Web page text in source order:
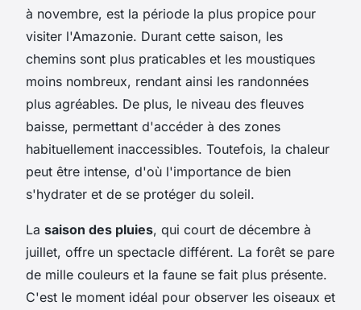
à novembre, est la période la plus propice pour
visiter l'Amazonie. Durant cette saison, les
chemins sont plus praticables et les moustiques
moins nombreux, rendant ainsi les randonnées
plus agréables. De plus, le niveau des fleuves
baisse, permettant d'accéder à des zones
habituellement inaccessibles. Toutefois, la chaleur
peut être intense, d'où l'importance de bien
s'hydrater et de se protéger du soleil.
La saison des pluies, qui court de décembre à
juillet, offre un spectacle différent. La forêt se pare
de mille couleurs et la faune se fait plus présente.
C'est le moment idéal pour observer les oiseaux et